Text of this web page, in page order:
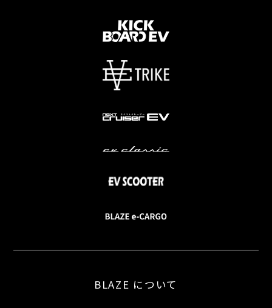
BLAZE について